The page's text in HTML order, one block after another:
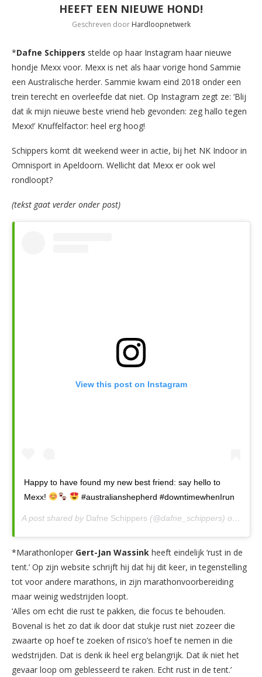
HEEFT EEN NIEUWE HOND!
Geschreven door Hardloopnetwerk
*Dafne Schippers stelde op haar Instagram haar nieuwe
hondje Mexx voor. Mexx is net als haar vorige hond Sammie
een Australische herder. Sammie kwam eind 2018 onder een
trein terecht en overleefde dat niet. Op Instagram zegt ze: ‘Blij
dat ik mijn nieuwe beste vriend heb gevonden: zeg hallo tegen
Mexx!’ Knuffelfactor: heel erg hoog!
Schippers komt dit weekend weer in actie, bij het NK Indoor in
Omnisport in Apeldoorn. Wellicht dat Mexx er ook wel
rondloopt?
(tekst gaat verder onder post)
View this post on Instagram
Happy to have found my new best friend: say hello to
Mexx!
#australianshepherd #downtimewhenIrun
A post shared by Dafne Schippers (@dafne_schippers) on
*Marathonloper Gert-Jan Wassink heeft eindelijk ‘rust in de
tent.’ Op zijn website schrijft hij dat hij dit keer, in tegenstelling
tot voor andere marathons, in zijn marathonvoorbereiding
maar weinig wedstrijden loopt.
‘Alles om echt die rust te pakken, die focus te behouden.
Bovenal is het zo dat ik door dat stukje rust niet zozeer die
zwaarte op hoef te zoeken of risico’s hoef te nemen in die
wedstrijden. Dat is denk ik heel erg belangrijk. Dat ik niet het
gevaar loop om geblesseerd te raken. Echt rust in de tent.’